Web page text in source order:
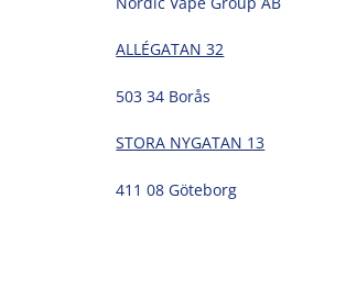
ALLÉGATAN 32
503 34 Borås
STORA NYGATAN 13
411 08 Göteborg